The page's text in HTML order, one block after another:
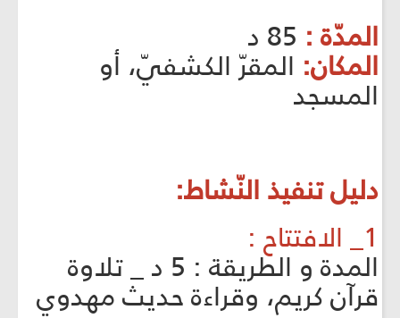
المدّة :
المكان: المقرّ الكشفيّ، أو
المسجد
دليل تنفيذ النّشاط:
1_ الافتتاح :
المدة و الطريقة : 5 د _ تلاوة
قرآن كريم، وقراءة حديث مهدوي